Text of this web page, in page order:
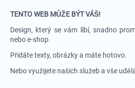
TENTO WEB MŮŽE BÝT VÁŠ!
Design, který se vám líbí, snadno
nebo e-shop.
Přidáte texty, obrázky a máte hotovo.
Nebo využijete našich služeb a vše